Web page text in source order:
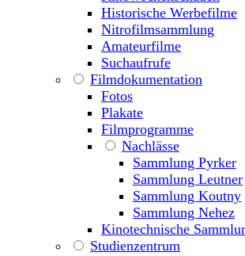
Historische Werbefilme
Nitrofilmsammlung
Amateurfilme
Suchaufrufe
Filmdokumentation
Fotos
Plakate
Filmprogramme
Nachlässe
Sammlung Pyrker
Sammlung Leutner
Sammlung Koutny
Sammlung Nehez
Kinotechnische
Studienzentrum